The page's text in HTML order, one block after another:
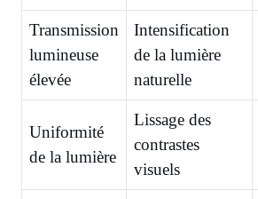
Transmission
lumineuse
élevée
Intensification
de la lumière
naturelle
Uniformité
de la lumière
Lissage des
contrastes
visuels